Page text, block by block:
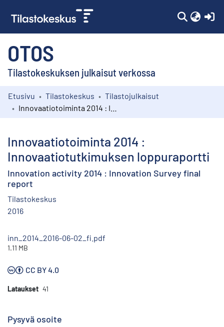
OTOS
Tilastokeskuksen julkaisut verkossa
Kokoelmat
Etusivu Tilastokeskus
Tilastojulkaisut
Innovaatiotoiminta 2014 :
Innovaatiotutkimuksen loppuraportti
Innovation activity 2014 : Innovation Survey final
report
Tilastokeskus
2016
inn_2014_2016-06-02_fi.pdf
1.11 MB
CC BY 4.0
Lataukset 41
Pysyvä osoite